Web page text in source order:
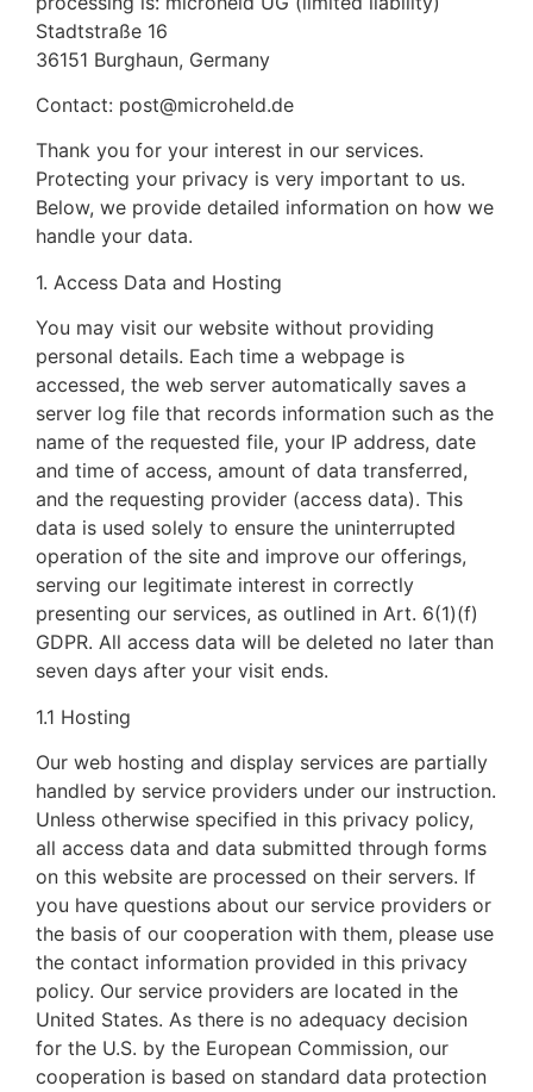
Stadtstraße 16
36151 Burghaun, Germany
Contact: post@microheld.de
Thank you for your interest in our services.
Protecting your privacy is very important to us.
Below, we provide detailed information on how we
handle your data.
1. Access Data and Hosting
You may visit our website without providing
personal details. Each time a webpage is
accessed, the web server automatically saves a
server log file that records information such as the
name of the requested file, your IP address, date
and time of access, amount of data transferred,
and the requesting provider (access data). This
data is used solely to ensure the uninterrupted
operation of the site and improve our offerings,
serving our legitimate interest in correctly
presenting our services, as outlined in Art. 6(1)(f)
GDPR. All access data will be deleted no later than
seven days after your visit ends.
1.1 Hosting
Our web hosting and display services are partially
handled by service providers under our instruction.
Unless otherwise specified in this privacy policy,
all access data and data submitted through forms
on this website are processed on their servers. If
you have questions about our service providers or
the basis of our cooperation with them, please use
the contact information provided in this privacy
policy. Our service providers are located in the
United States. As there is no adequacy decision
for the U.S. by the European Commission, our
cooperation is based on standard data protection